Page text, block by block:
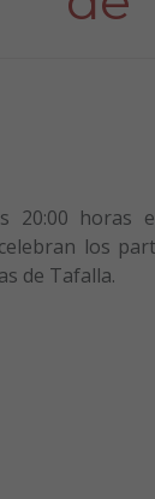
20:00 horas
los
de Tafalla.